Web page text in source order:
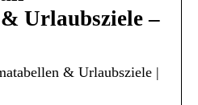
Urlaubsziele –
& Urlaubsziele |